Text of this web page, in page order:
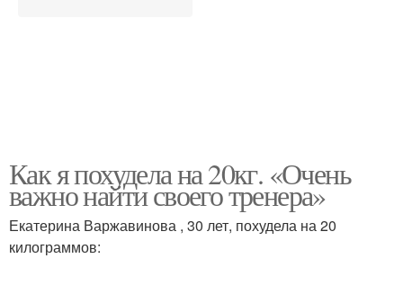
Как я похудела на 20кг. «Очень
важно найти своего тренера»
Екатерина Варжавинова , 30 лет, похудела на 20
килограммов: